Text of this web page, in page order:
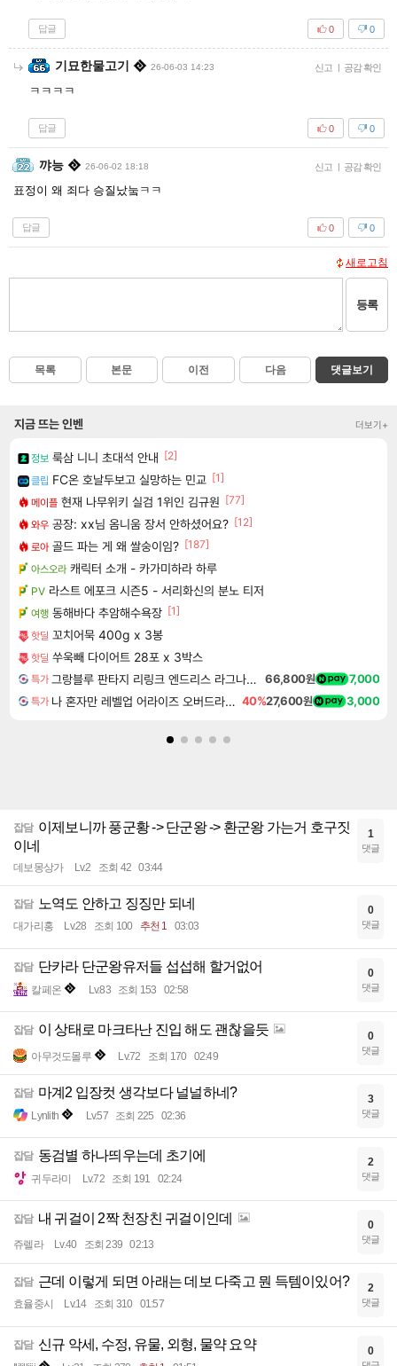
답글 0
0
기묘한물고기 26-06-03 14:23 신고 공감 확인
ㅋㅋㅋㅋ
답글 0
0
꺄능 26-06-02 18:18 신고 공감 확인
표정이 왜 죄다 승질났눜ㅋㅋ
답글 0
0
새로고침
등록
목록 본문 이전 다음 댓글보기
지금 뜨는 인벤 더보기+
정보 룩삼 니니 초대석 안내 [2]
클립 FC온 호날두보고 실망하는 민교 [1]
메이플 현재 나무위키 실검 1위인 김규원 [77]
와우 공장: xx님 옴니움 장서 안하셨어요? [12]
로아 골드 파는 게 왜 쌀숭이임? [187]
아스오라 캐릭터 소개 - 카가미하라 하루
PV 라스트 에포크 시즌5 - 서리화신의 분노 티저
여행 동해바다 추암해수욕장 [1]
핫딜 꼬치어묵 400g x 3봉
핫딜 쑤욱빼 다이어트 28포 x 3박스
특가 그랑블루 판타지 리링크 엔드리스 라그나로크 Granblue Fantasy Relink Endless Ragnarok 66,800원 7,000
특가 나 혼자만 레벨업 어라이즈 오버드라이브 Solo Leveling Arise 40%27,600원 3,000
잡담 이제보니까 풍군황 -> 단군왕 -> 환군왕 가는거 호구짓
이네
데보몽상가 Lv.2 조회 42 03:44
1
댓글
잡담 노역도 안하고 징징만 되네
대가리홍 Lv.28 조회 100 추천 1 03:03
0
댓글
잡담 단카라 단군왕유저들 섭섭해 할거없어
칼페온 Lv.83 조회 153 02:58
0
댓글
잡담 이 상태로 마크타난 진입 해도 괜찮을듯
아무것도몰루 Lv.72 조회 170 02:49
0
댓글
잡담 마계2 입장컷 생각보다 널널하네?
Lynlith Lv.57 조회 225 02:36
3
댓글
잡담 동검별 하나띄우는데 초기에
귀두라미 Lv.72 조회 191 02:24
2
댓글
잡담 내 귀걸이 2짝 천장친 귀걸이인데
쥬렐라 Lv.40 조회 239 02:13
0
댓글
잡담 근데 이렇게 되면 아래는 데보 다죽고 뭔 득템이있어?
효율중시 Lv.14 조회 310 01:57
2
댓글
잡담 신규 악세, 수정, 유물, 외형, 물약 요약 0